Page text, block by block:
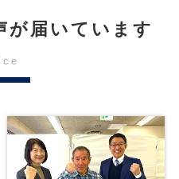
が届いています